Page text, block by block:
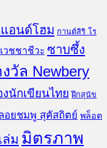
อนด์โฮม กานต์สิริ โร
วชชาชีวะ ซาบซึ้ง
วัล Newbery
นักเขียนไทย ฝึกสุนัข
อยชมพู สุคัสถิตย์ พล็อต
ม มิตรภาพ